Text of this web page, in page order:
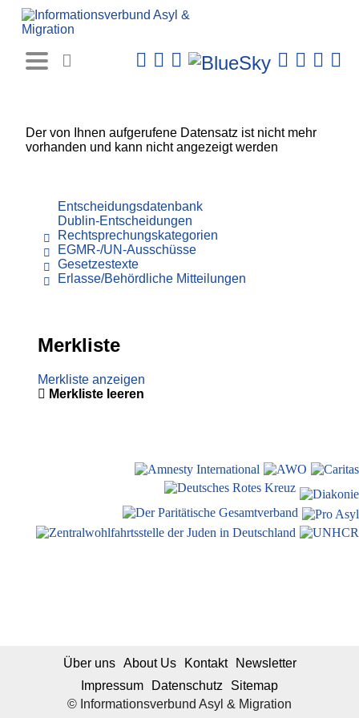
Der von Ihnen aufgerufene Datensatz ist nicht mehr
vorhanden und kann nicht angezeigt werden
Entscheidungsdatenbank
Dublin-Entscheidungen
Rechtsprechungskategorien
EGMR-/UN-Ausschüsse
Gesetzestexte
Erlasse/Behördliche Mitteilungen
Merkliste
Merkliste anzeigen
Merkliste leeren
© Informationsverbund Asyl & Migration
Über uns About Us Kontakt
Newsletter
Impressum
Datenschutz Sitemap